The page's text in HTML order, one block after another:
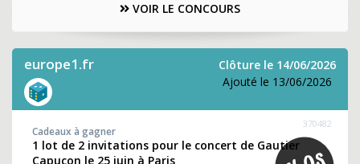
VOIR LE CONCOURS
europe1.fr
Clôture le 14/06/2026
Ajouté le 13/06/2026
370482
Cadeaux à gagner
1 lot de 2 invitations pour le concert de Gautier
Capuçon le 25 juin à Paris